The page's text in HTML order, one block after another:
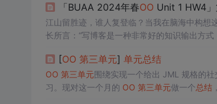
「BUAA 2024年春OO Unit 1 HW4
江山留胜迹，谁人复登临？当我在脑海中构想
长所言：“写博客是一种非常好的知识输出方
需要介绍自己并不那么完美的架构特点。除此
[OO 第三单元] 单元总结
OO 第三单元围绕实现一个给出 JML 规格的
习。现对这一个月的 OO 第三单元做一个总结